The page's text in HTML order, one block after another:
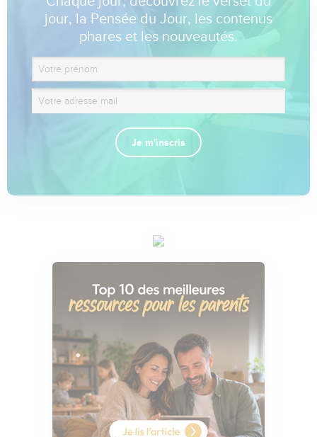
jour, la Pensée du Jour, les contenus
phares et les nouveautés.
Je m'inscris